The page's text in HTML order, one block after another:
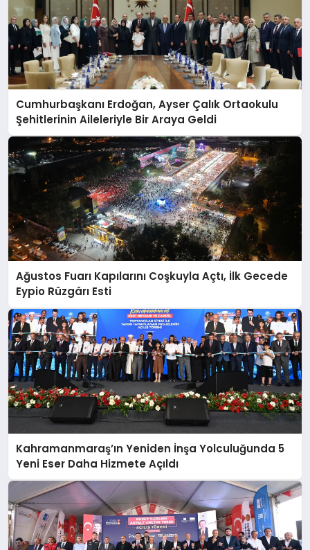
Cumhurbaşkanı Erdoğan, Ayser Çalık Ortaokulu
Şehitlerinin Aileleriyle Bir Araya Geldi
Ağustos Fuarı Kapılarını Coşkuyla Açtı, İlk Gecede
Eypio Rüzgârı Esti
Kahramanmaraş’ın Yeniden İnşa Yolculuğunda 5
Yeni Eser Daha Hizmete Açıldı